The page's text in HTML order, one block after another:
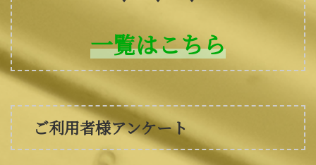
一覧はこちら
ご利用者様アンケート